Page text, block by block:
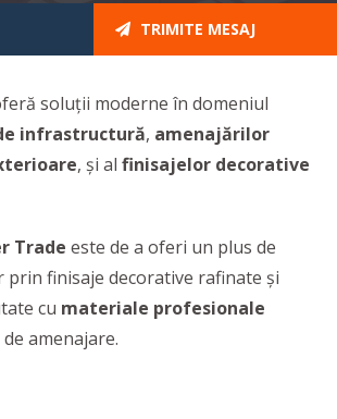
TRIMITE MESAJ
soluţii moderne în domeniul
infrastructură, amenajărilor
, şi al finisajelor decorative
Trade este de a oferi un plus de
prin finisaje decorative rafinate şi
cu materiale profesionale
amenajare.